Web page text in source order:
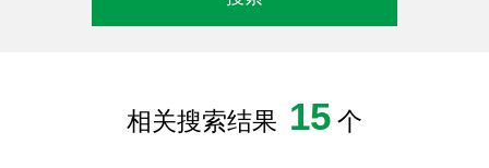
相关搜索结果 15 个